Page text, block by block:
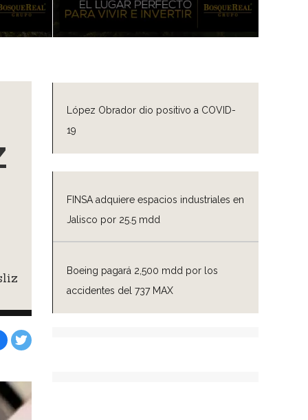
López Obrador dio positivo a COVID-
19
FINSA adquiere espacios industriales en
Jalisco por 25.5 mdd
Boeing pagará 2,500 mdd por los
accidentes del 737 MAX